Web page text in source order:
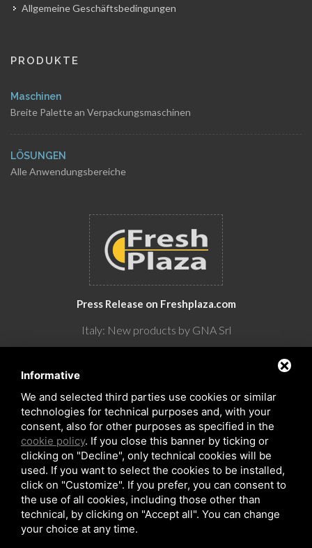
Allgemeine Geschäftsbedingungen
PRODUKTE
Maschinen
Breite Palette an Verpackungsmaschinen
LÖSUNGEN
Alle Anwendungsbereiche
Press Release on Freshplaza.com
Italy: New products by GNA Srl
Copyrights © 2026 All Rights Reserved by GNA Srl
Sitemap /Privacy Policy/ Rna trasparenza aiuti
Informative
We and selected third parties use cookies or similar
technologies for technical purposes and, with your
consent, also for other purposes as specified in the
cookie policy. If you close this banner by ticking or
clicking on "Decline", only technical cookies will be
used. If you want to select the cookies to be installed,
click on "Customize". If you prefer, you can consent to
the use of all cookies, including those other than
technical, by clicking on "Accept all". You can change
your choice at any time.